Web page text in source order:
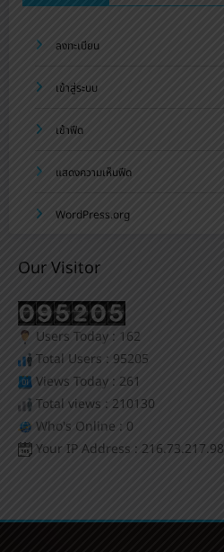
ลงทะเบียน
เข้าสู่ระบบ
เข้าฟีด
แสดงความเห็นฟีด
WordPress.org
Our Visitor
Users Today : 162
Total Users : 95205
Views Today : 261
Total views : 210130
Who's Online : 0
Your IP Address : 216.73.217.98